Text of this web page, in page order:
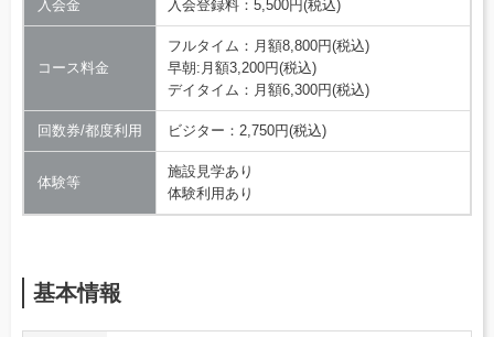
入会金 入会登録料：5,500円(税込)
コース料金
フルタイム：月額8,800円(税込)
早朝:月額3,200円(税込)
デイタイム：月額6,300円(税込)
回数券/都度利用 ビジター：2,750円(税込)
体験等
施設見学あり
体験利用あり
基本情報